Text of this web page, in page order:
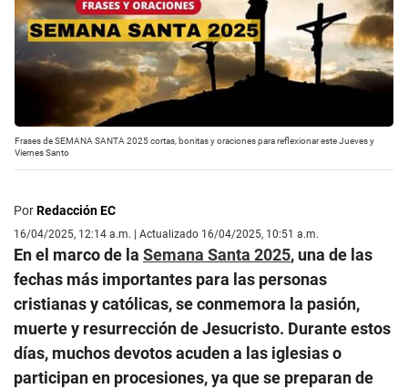
Frases de SEMANA SANTA 2025 cortas, bonitas y oraciones para reflexionar este Jueves y
Viernes Santo
PorRedacción EC
16/04/2025, 12:14 a.m. | Actualizado 16/04/2025, 10:51 a.m.
En el marco de la Semana Santa 2025, una de las
fechas más importantes para las personas
cristianas y católicas, se conmemora la pasión,
muerte y resurrección de Jesucristo. Durante estos
días, muchos devotos acuden a las iglesias o
participan en procesiones, ya que se preparan de